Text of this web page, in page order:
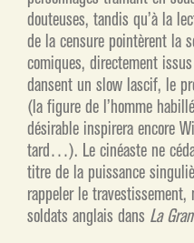
douteuses, tandis qu’à la
de la censure pointèrent la
comiques, directement
dansent un slow lascif, le
(la figure de l’homme
désirable inspirera encore
tard…). Le cinéaste ne
titre de la puissance
rappeler le
soldats anglais dans La